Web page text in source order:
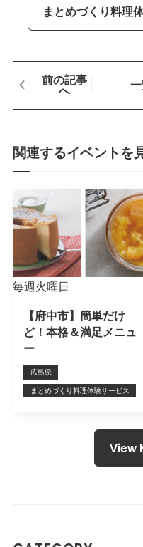
まとめづくり料理
前の記事
へ
関連するイベントを
毎週火曜日
【府中市】簡単だけ
ど！本格＆満足メニュ
ー
広島県
まとめづくり料理体験サービス
View